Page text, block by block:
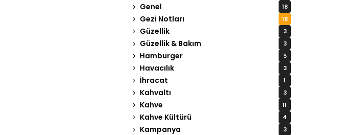
Genel 18
Gezi Notları 18
Güzellik 3
Güzellik & Bakım 3
Hamburger 5
Havacılık 3
İhracat 1
Kahvaltı 3
Kahve 11
Kahve Kültürü 4
Kampanya 3